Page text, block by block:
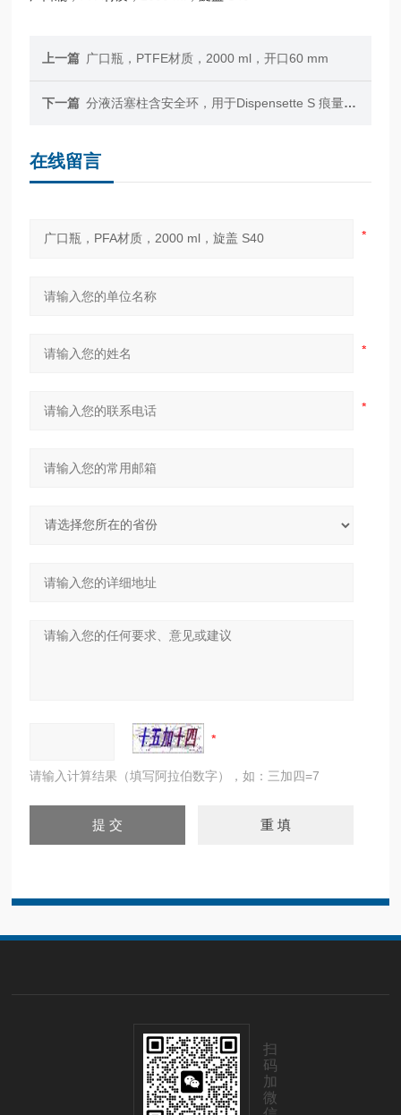
上一篇 广口瓶，PTFE材质，2000 ml，开口60 mm
下一篇 分液活塞柱含安全环，用于Dispensette S 痕量分析型10 ml，带校准证书
在线留言
请输入计算结果（填写阿拉伯数字），如：三加四=7
扫
码
加
微